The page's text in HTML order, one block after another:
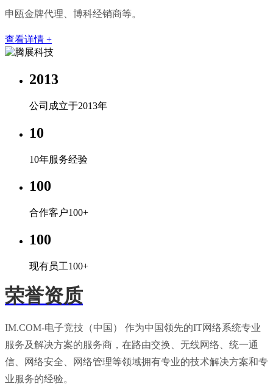
申瓯金牌代理、博科经销商等。
查看详情 +
2013
公司成立于2013年
10
10年服务经验
100
合作客户100+
100
现有员工100+
荣誉资质
IM.COM-电子竞技（中国） 作为中国领先的IT网络系统专业
服务及解决方案的服务商，在路由交换、无线网络、统一通
信、网络安全、网络管理等领域拥有专业的技术解决方案和专
业服务的经验。